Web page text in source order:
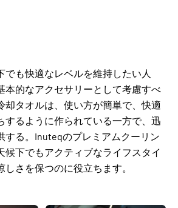
でも快適なレベルを維持したい人
本的なアクセサリーとして考慮すべ
却タオルは、使い方が簡単で、快適
するように作られている一方で、迅
する。Inuteqのプレミアムクーリン
候下でもアクティブなライフスタイ
しさを保つのに役立ちます。